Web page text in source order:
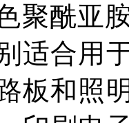
酰亚胺
适合用
板和照